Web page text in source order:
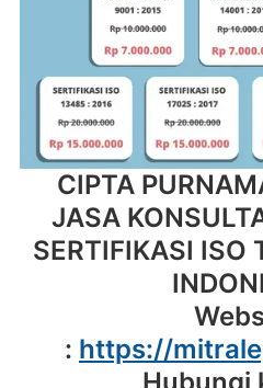
CIPTA
JASA
SERTIFIKASI ISO
: https://